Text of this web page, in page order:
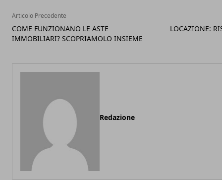
Articolo Precedente
COME FUNZIONANO LE ASTE
IMMOBILIARI? SCOPRIAMOLO INSIEME
LOCAZIONE:
Redazione